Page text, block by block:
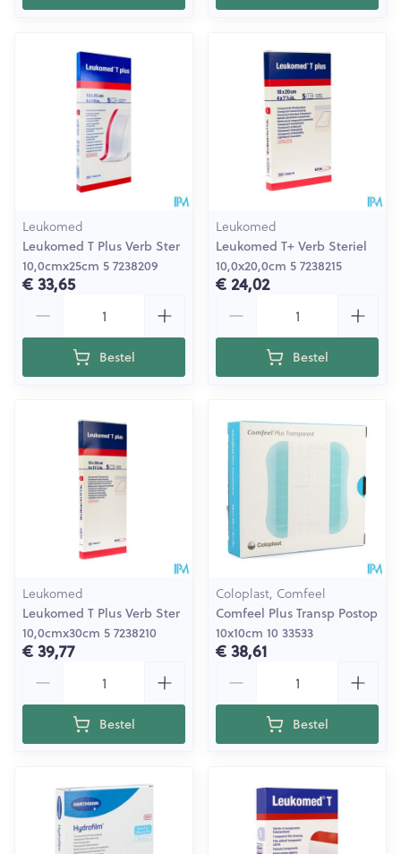
Leukomed
Leukomed T Plus Verb Ster
10,0cmx25cm 5 7238209
€ 33,65
Bestel
Leukomed
Leukomed T+ Verb Steriel
10,0x20,0cm 5 7238215
€ 24,02
Bestel
Leukomed
Leukomed T Plus Verb Ster
10,0cmx30cm 5 7238210
€ 39,77
Bestel
Coloplast, Comfeel
Comfeel Plus Transp Postop
10x10cm 10 33533
€ 38,61
Bestel